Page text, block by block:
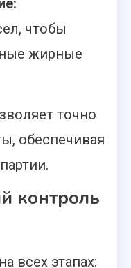
чтобы
жирные
точно
обеспечивая
контроль
всех этапах: